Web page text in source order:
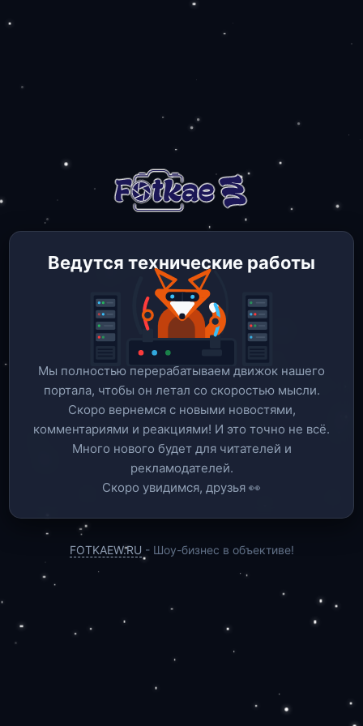
Ведутся технические работы
Мы полностью перерабатываем движок нашего
портала, чтобы он летал со скоростью мысли.
Скоро вернемся c новыми новостями,
комментариями и реакциями! И это точно не всё.
Много нового будет для читателей и
рекламодателей.
Скоро увидимся, друзья 👀
FOTKAEW.RU - Шоу-бизнес в объективе!